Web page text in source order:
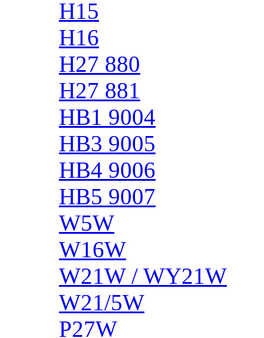
H15
H16
H27 880
H27 881
HB1 9004
HB3 9005
HB4 9006
HB5 9007
W5W
W16W
W21W / WY21W
W21/5W
P27W